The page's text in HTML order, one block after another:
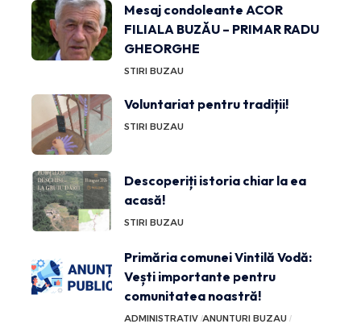
Mesaj condoleante ACOR
FILIALA BUZĂU – PRIMAR RADU
GHEORGHE
STIRI BUZAU
Voluntariat pentru tradiții!
STIRI BUZAU
Descoperiți istoria chiar la ea
acasă!
STIRI BUZAU
Primăria comunei Vintilă Vodă:
Vești importante pentru
comunitatea noastră!
ADMINISTRATIV ANUNTURI BUZAU